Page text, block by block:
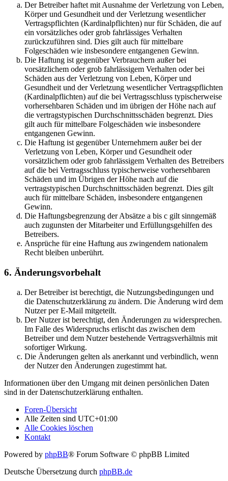
Der Betreiber haftet mit Ausnahme der Verletzung von Leben,
Körper und Gesundheit und der Verletzung wesentlicher
Vertragspflichten (Kardinalpflichten) nur für Schäden, die auf
ein vorsätzliches oder grob fahrlässiges Verhalten
zurückzuführen sind. Dies gilt auch für mittelbare
Folgeschäden wie insbesondere entgangenen Gewinn.
Die Haftung ist gegenüber Verbrauchern außer bei
vorsätzlichem oder grob fahrlässigem Verhalten oder bei
Schäden aus der Verletzung von Leben, Körper und
Gesundheit und der Verletzung wesentlicher Vertragspflichten
(Kardinalpflichten) auf die bei Vertragsschluss typischerweise
vorhersehbaren Schäden und im übrigen der Höhe nach auf
die vertragstypischen Durchschnittsschäden begrenzt. Dies
gilt auch für mittelbare Folgeschäden wie insbesondere
entgangenen Gewinn.
Die Haftung ist gegenüber Unternehmern außer bei der
Verletzung von Leben, Körper und Gesundheit oder
vorsätzlichem oder grob fahrlässigem Verhalten des Betreibers
auf die bei Vertragsschluss typischerweise vorhersehbaren
Schäden und im Übrigen der Höhe nach auf die
vertragstypischen Durchschnittsschäden begrenzt. Dies gilt
auch für mittelbare Schäden, insbesondere entgangenen
Gewinn.
Die Haftungsbegrenzung der Absätze a bis c gilt sinngemäß
auch zugunsten der Mitarbeiter und Erfüllungsgehilfen des
Betreibers.
Ansprüche für eine Haftung aus zwingendem nationalem
Recht bleiben unberührt.
6. Änderungsvorbehalt
Der Betreiber ist berechtigt, die Nutzungsbedingungen und
die Datenschutzerklärung zu ändern. Die Änderung wird dem
Nutzer per E-Mail mitgeteilt.
Der Nutzer ist berechtigt, den Änderungen zu widersprechen.
Im Falle des Widerspruchs erlischt das zwischen dem
Betreiber und dem Nutzer bestehende Vertragsverhältnis mit
sofortiger Wirkung.
Die Änderungen gelten als anerkannt und verbindlich, wenn
der Nutzer den Änderungen zugestimmt hat.
Informationen über den Umgang mit deinen persönlichen Daten
sind in der Datenschutzerklärung enthalten.
Foren-Übersicht
Alle Zeiten sind UTC+01:00
Alle Cookies löschen
Kontakt
Powered by phpBB® Forum Software © phpBB Limited
Deutsche Übersetzung durch phpBB.de